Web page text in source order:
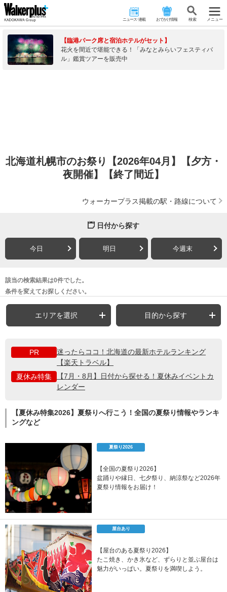
ニュース･連載 おでかけ情報 検 索 メニュー
【臨港パーク席と宿泊ホテルがセット】
花火を間近で堪能できる！「みなとみらいフェスティバ
ル」鑑賞ツアーを販売中
北海道札幌市のお祭り【2026年04月】【夕方・
夜開催】【終了間近】
ウォーカープラス掲載の駅・路線について
日付から探す
今日 明日 今週末
該当の検索結果は0件でした。
条件を変えてお探しください。
エリアを選択 目的から探す
PR
迷ったらココ！北海道の最新ホテルランキング
【楽天トラベル】
夏休み特集
【7月・8月】日付から探せる！夏休みイベントカ
レンダー
【夏休み特集2026】夏祭りへ行こう！全国の夏祭り情報やランキ
ングなど
夏祭り2026
【全国の夏祭り2026】
盆踊りや縁日、七夕祭り、納涼祭など2026年
夏祭り情報をお届け！
屋台あり
【屋台のある夏祭り2026】
たこ焼き、かき氷など、ずらりと並ぶ屋台は
魅力がいっぱい。夏祭りを満喫しよう。